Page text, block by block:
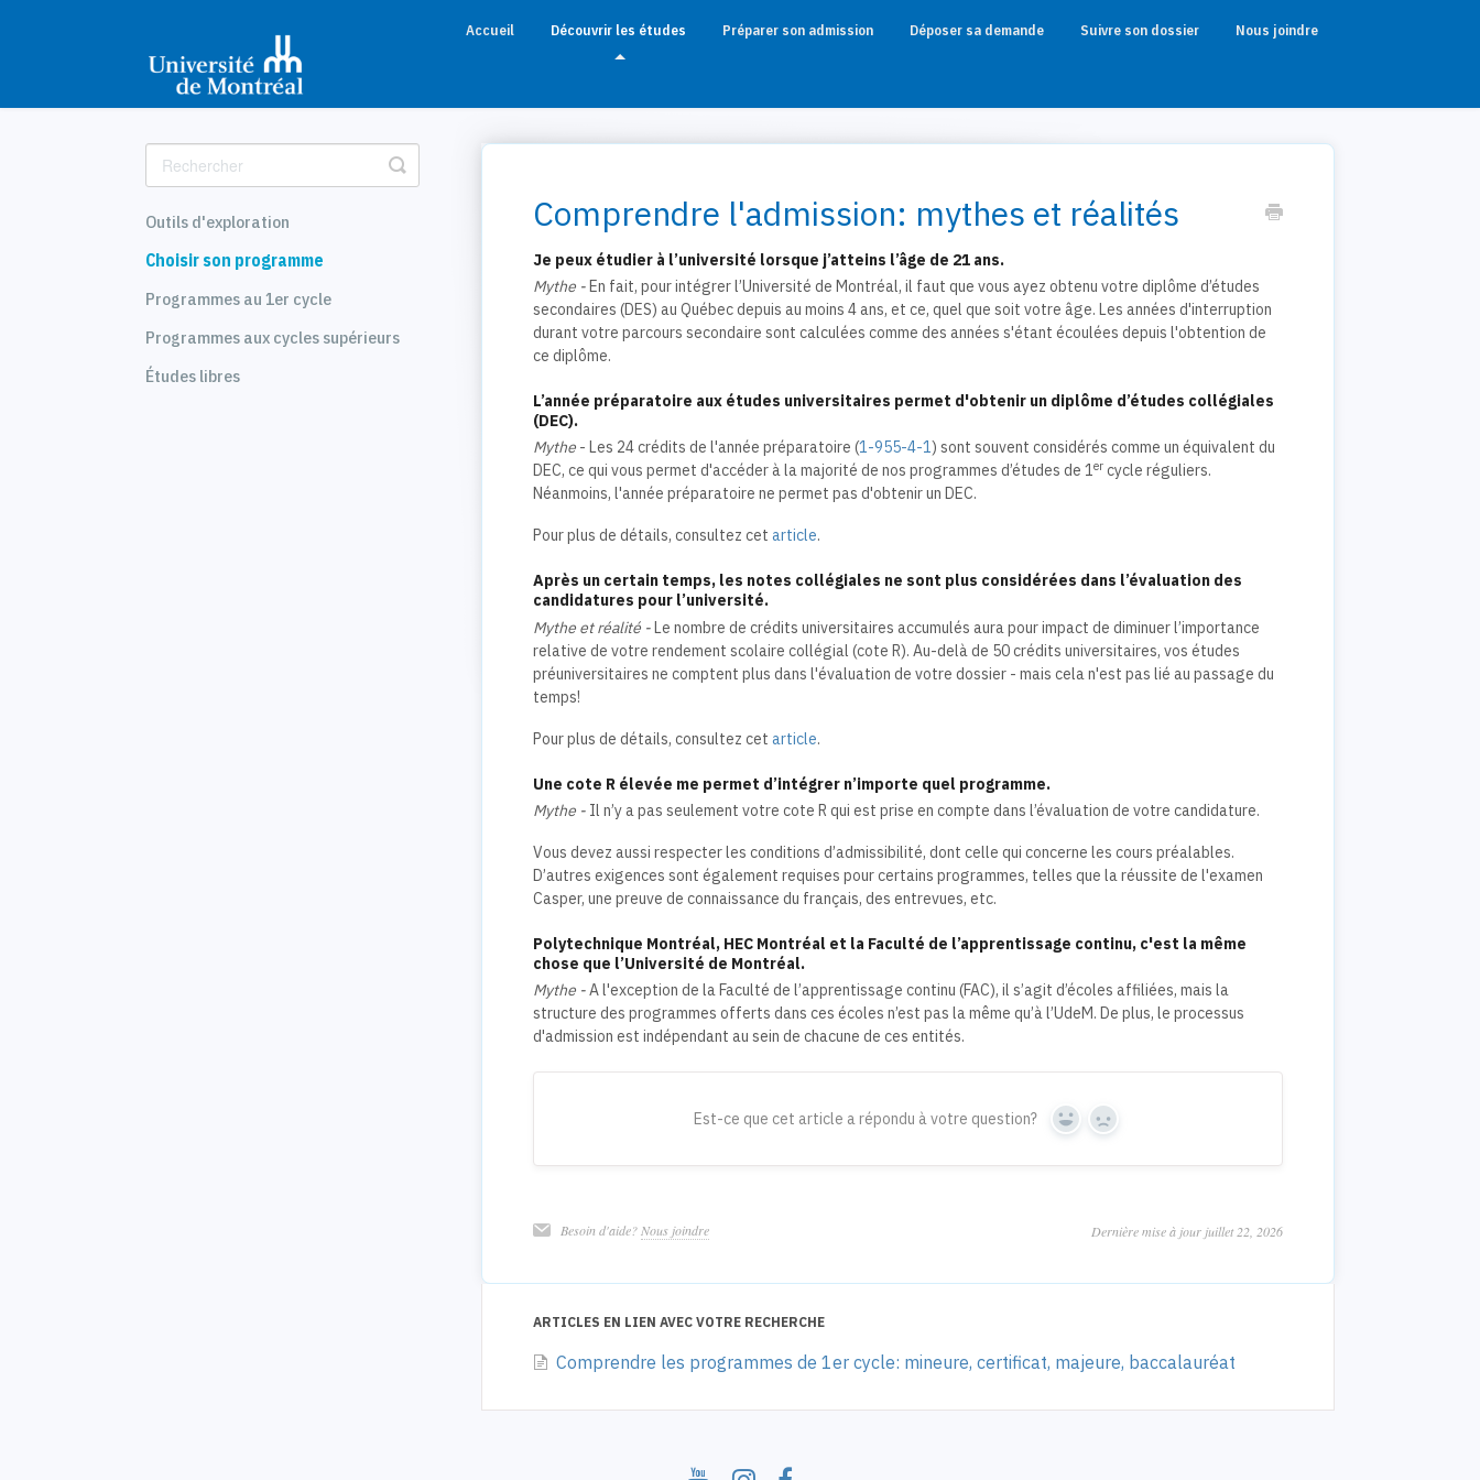
Accueil Découvrir les études Préparer son admission Déposer sa demande Suivre son dossier Nous joindre
Comprendre l'admission: mythes et réalités
Je peux étudier à l’université lorsque j’atteins l’âge de 21 ans.
Mythe -En fait, pour intégrer l’Université de Montréal, il faut que vous ayez obtenu votre diplôme d’études
secondaires (DES) au Québec depuis au moins 4 ans, et ce, quel que soit votre âge. Les années d'interruption
durant votre parcours secondaire sont calculées comme des années s'étant écoulées depuis l'obtention de
ce diplôme.
L’année préparatoire aux études universitaires permet d'obtenir un diplôme d’études collégiales
(DEC).
Mythe- Les 24 crédits de l'année préparatoire (1-955-4-1) sont souvent considérés comme un équivalent du
DEC, ce qui vous permet d'accéder à la majorité de nos programmes d’études de 1ercycle réguliers.
Néanmoins, l'année préparatoire ne permet pas d'obtenir un DEC.
Pour plus de détails, consultez cet article.
Après un certain temps, les notes collégiales ne sont plus considérées dans l’évaluation des
candidatures pour l’université.
Mythe et réalité -Le nombre de crédits universitaires accumulés aura pour impact de diminuer l’importance
relative de votre rendement scolaire collégial (cote R). Au-delà de 50 crédits universitaires, vos études
préuniversitaires ne comptent plus dans l'évaluation de votre dossier - mais cela n'est pas lié au passage du
temps!
Pour plus de détails, consultez cet article.
Une cote R élevée me permet d’intégrer n’importe quel programme.
Mythe -Il n’y a pas seulement votre cote R qui est prise en compte dans l’évaluation de votre candidature.
Vous devez aussi respecter les conditions d’admissibilité, dont celle qui concerne les cours préalables.
D’autres exigences sont également requises pour certains programmes, telles que la réussite de l'examen
Casper, une preuve de connaissance du français, des entrevues, etc.
Polytechnique Montréal, HEC Montréal et la Faculté de l’apprentissage continu, c'est la même
chose que l’Université de Montréal.
Mythe -A l'exception de la Faculté de l’apprentissage continu (FAC), il s’agit d’écoles affiliées, mais la
structure des programmes offerts dans ces écoles n’est pas la même qu’à l’UdeM. De plus, le processus
d'admission est indépendant au sein de chacune de ces entités.
Est-ce que cet article a répondu à votre question? Yes No
Besoin d'aide? Nous joindre Dernière mise à jour juillet 22, 2026
ARTICLES EN LIEN AVEC VOTRE RECHERCHE
Comprendre les programmes de 1er cycle: mineure, certificat, majeure, baccalauréat
Toggle
Search
Outils d'exploration
Choisir son programme
Programmes au 1er cycle
Programmes aux cycles supérieurs
Études libres